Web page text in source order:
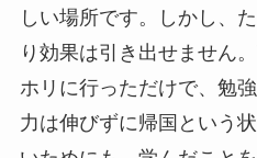
しい場所です。しかし、
り効果は引き出せません
ホリに行っただけで、勉
力は伸びずに帰国という